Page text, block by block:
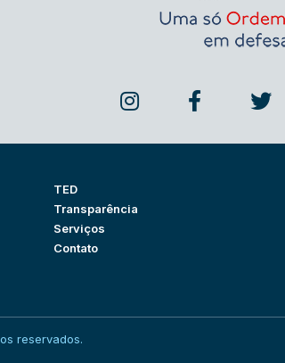
TED
Transparência
Serviços
Contato
reservados.